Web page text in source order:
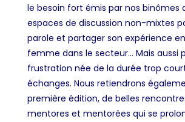
le besoin fort émis par nos binômes
espaces de discussion non-mixtes
parole et partager son expérience
femme dans le secteur… Mais aussi
frustration née de la durée trop
échanges. Nous retiendrons
première édition, de belles
mentores et mentorées qui se